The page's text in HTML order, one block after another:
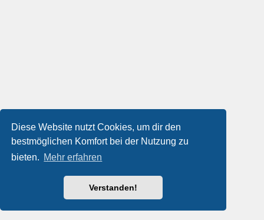
Diese Website nutzt Cookies, um dir den
bestmöglichen Komfort bei der Nutzung zu
bieten. Mehr erfahren
Verstanden!